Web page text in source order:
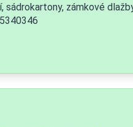
zámkové